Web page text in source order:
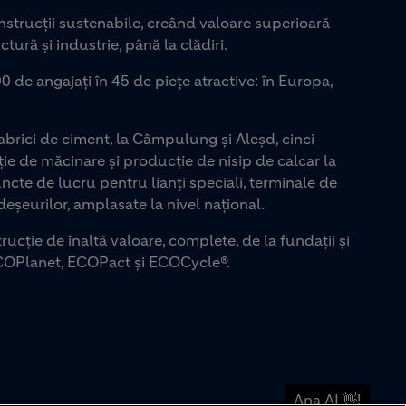
sustenabile, creând valoare superioară
și industrie, până la clădiri.
de angajați în 45 de piețe atractive: în Europa,
de ciment, la Câmpulung și Aleșd, cinci
de măcinare și producție de nisip de calcar la
de lucru pentru lianți speciali, terminale de
amplasate la nivel național.
de înaltă valoare, complete, de la fundații și
ECOPact și ECOCycle®.